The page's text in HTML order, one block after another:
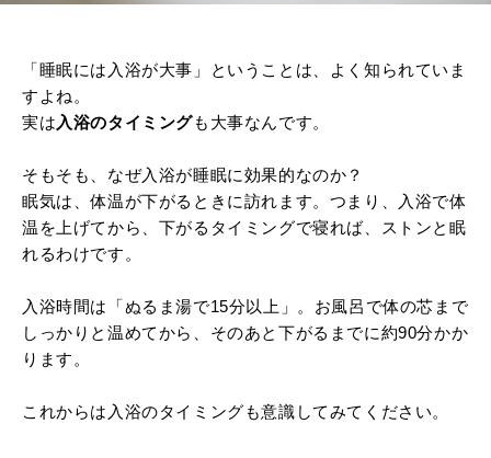
「睡眠には入浴が大事」ということは、よく知られていま
すよね。
実は 入浴のタイミングも大事なんです。
そもそも、なぜ入浴が睡眠に効果的なのか？
眠気は、体温が下がるときに訪れます。つまり、入浴で体
温を上げてから、下がるタイミングで寝れば、ストンと眠
れるわけです。
入浴時間は「ぬるま湯で15分以上」。お風呂で体の芯まで
しっかりと温めてから、そのあと下がるまでに約90分かか
ります。
これからは入浴のタイミングも意識してみてください。